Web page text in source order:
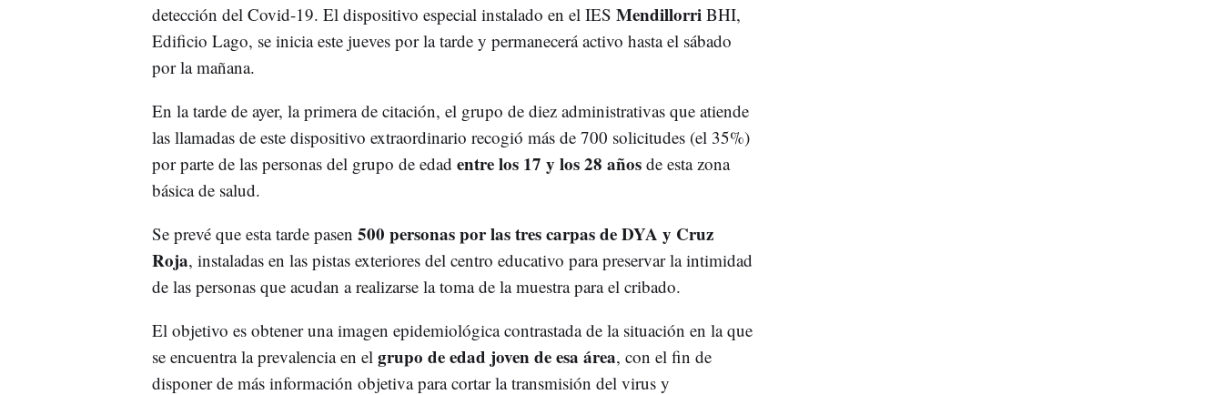
detección del Covid-19. El dispositivo especial instalado en el IES Mendillorri BHI,
Edificio Lago, se inicia este jueves por la tarde y permanecerá activo hasta el sábado
por la mañana.
En la tarde de ayer, la primera de citación, el grupo de diez administrativas que atiende
las llamadas de este dispositivo extraordinario recogió más de 700 solicitudes (el 35%)
por parte de las personas del grupo de edad entre los 17 y los 28 años de esta zona
básica de salud.
Se prevé que esta tarde pasen 500 personas por las tres carpas de DYA y Cruz
Roja, instaladas en las pistas exteriores del centro educativo para preservar la intimidad
de las personas que acudan a realizarse la toma de la muestra para el cribado.
El objetivo es obtener una imagen epidemiológica contrastada de la situación en la que
se encuentra la prevalencia en el grupo de edad joven de esa área, con el fin de
disponer de más información objetiva para cortar la transmisión del virus y